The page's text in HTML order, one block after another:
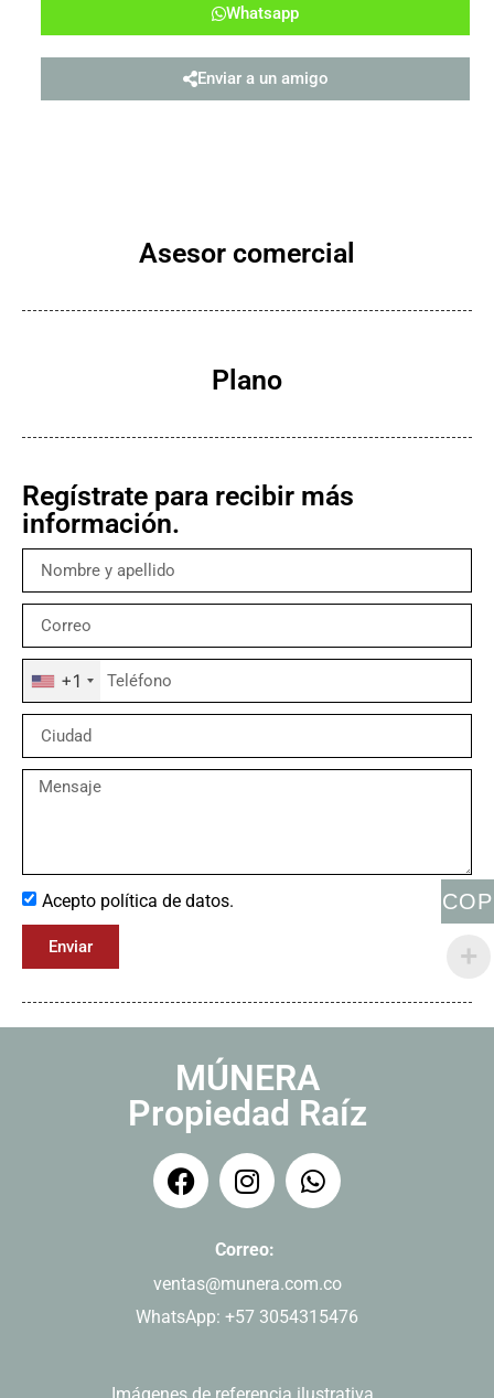
Regístrate para recibir más
información.
+1
Acepto política de datos.
Enviar
Plano
Asesor comercial
Whatsapp
Enviar a un amigo
MÚNERA
Propiedad Raíz
Correo:
ventas@munera.com.co
WhatsApp: +57 3054315476
COP